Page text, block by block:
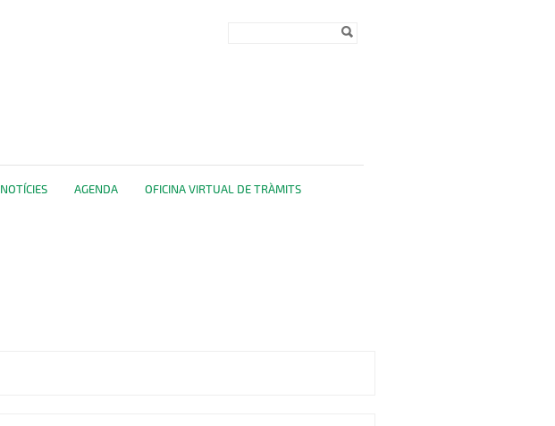
NOTÍCIES AGENDA OFICINA VIRTUAL DE TRÀMITS